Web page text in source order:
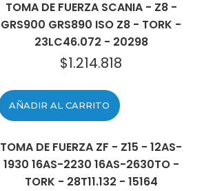
TOMA DE FUERZA SCANIA - Z8 -
GRS900 GRS890 ISO Z8 - TORK -
23LC46.072 - 20298
$1.214.818
AÑADIR AL CARRITO
TOMA DE FUERZA ZF - Z15 - 12AS-
1930 16AS-2230 16AS-2630TO -
TORK - 28T11.132 - 15164